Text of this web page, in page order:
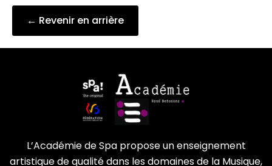
← Revenir en arrière
L’Académie de Spa propose un enseignement
artistique de qualité dans les domaines de la Musique,